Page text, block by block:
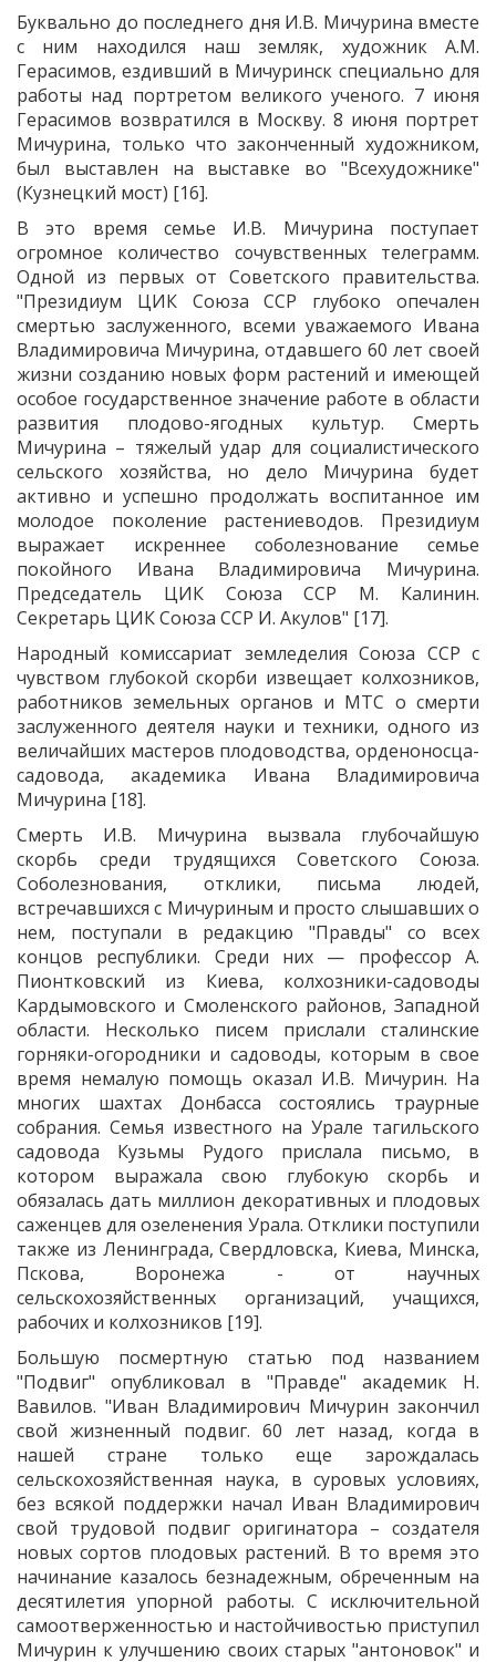
Буквально до последнего дня И.В. Мичурина вместе
с ним находился наш земляк, художник А.М.
Герасимов, ездивший в Мичуринск специально для
работы над портретом великого ученого. 7 июня
Герасимов возвратился в Москву. 8 июня портрет
Мичурина, только что законченный художником,
был выставлен на выставке во "Всехудожнике"
(Кузнецкий мост) [16].
В это время семье И.В. Мичурина поступает
огромное количество сочувственных телеграмм.
Одной из первых от Советского правительства.
"Президиум ЦИК Союза ССР глубоко опечален
смертью заслуженного, всеми уважаемого Ивана
Владимировича Мичурина, отдавшего 60 лет своей
жизни созданию новых форм растений и имеющей
особое государственное значение работе в области
развития плодово-ягодных культур. Смерть
Мичурина – тяжелый удар для социалистического
сельского хозяйства, но дело Мичурина будет
активно и успешно продолжать воспитанное им
молодое поколение растениеводов. Президиум
выражает искреннее соболезнование семье
покойного Ивана Владимировича Мичурина.
Председатель ЦИК Союза ССР М. Калинин.
Секретарь ЦИК Союза ССР И. Акулов" [17].
Народный комиссариат земледелия Союза ССР с
чувством глубокой скорби извещает колхозников,
работников земельных органов и МТС о смерти
заслуженного деятеля науки и техники, одного из
величайших мастеров плодоводства, орденоносца-
садовода, академика Ивана Владимировича
Мичурина [18].
Смерть И.В. Мичурина вызвала глубочайшую
скорбь среди трудящихся Советского Союза.
Соболезнования, отклики, письма людей,
встречавшихся с Мичуриным и просто слышавших о
нем, поступали в редакцию "Правды" со всех
концов республики. Среди них — профессор А.
Пионтковский из Киева, колхозники-садоводы
Кардымовского и Смоленского районов, Западной
области. Несколько писем прислали сталинские
горняки-огородники и садоводы, которым в свое
время немалую помощь оказал И.В. Мичурин. На
многих шахтах Донбасса состоялись траурные
собрания. Семья известного на Урале тагильского
садовода Кузьмы Рудого прислала письмо, в
котором выражала свою глубокую скорбь и
обязалась дать миллион декоративных и плодовых
саженцев для озеленения Урала. Отклики поступили
также из Ленинграда, Свердловска, Киева, Минска,
Пскова, Воронежа - от научных
сельскохозяйственных организаций, учащихся,
рабочих и колхозников [19].
Большую посмертную статью под названием
"Подвиг" опубликовал в "Правде" академик Н.
Вавилов. "Иван Владимирович Мичурин закончил
свой жизненный подвиг. 60 лет назад, когда в
нашей стране только еще зарождалась
сельскохозяйственная наука, в суровых условиях,
без всякой поддержки начал Иван Владимирович
свой трудовой подвиг оригинатора – создателя
новых сортов плодовых растений. В то время это
начинание казалось безнадежным, обреченным на
десятилетия упорной работы. С исключительной
самоотверженностью и настойчивостью приступил
Мичурин к улучшению своих старых "антоновок" и